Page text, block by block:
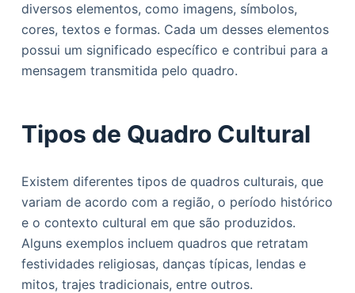
diversos elementos, como imagens, símbolos,
cores, textos e formas. Cada um desses elementos
possui um significado específico e contribui para a
mensagem transmitida pelo quadro.
Tipos de Quadro Cultural
Existem diferentes tipos de quadros culturais, que
variam de acordo com a região, o período histórico
e o contexto cultural em que são produzidos.
Alguns exemplos incluem quadros que retratam
festividades religiosas, danças típicas, lendas e
mitos, trajes tradicionais, entre outros.